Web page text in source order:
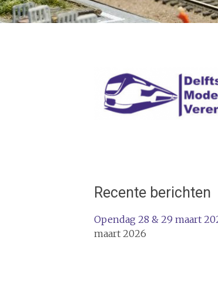
Recente berichten
Opendag 28 & 29 maart
maart 2026